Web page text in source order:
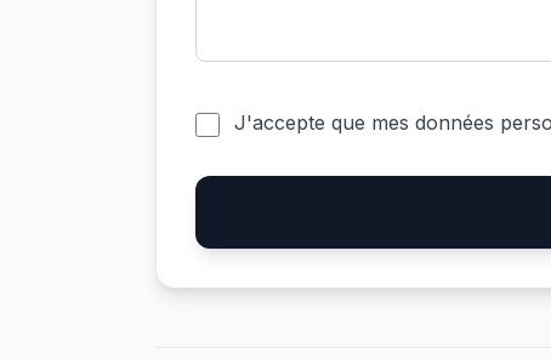
J'accepte que mes données